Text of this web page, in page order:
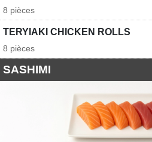
8 pièces
TERYIAKI CHICKEN ROLLS
8 pièces
SASHIMI